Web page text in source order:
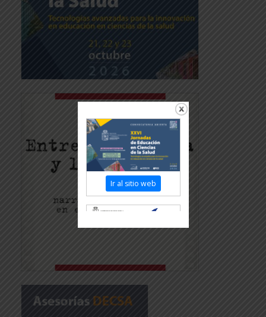
Ir al sitio web
Revisar más información